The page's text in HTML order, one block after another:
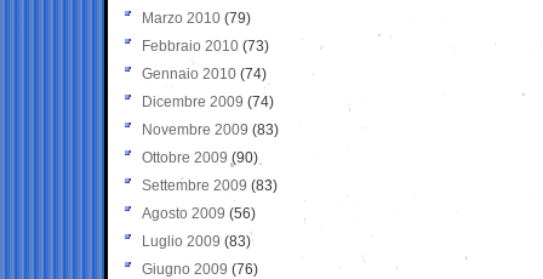
Marzo 2010 (79)
Febbraio 2010 (73)
Gennaio 2010 (74)
Dicembre 2009 (74)
Novembre 2009 (83)
Ottobre 2009 (90)
Settembre 2009 (83)
Agosto 2009 (56)
Luglio 2009 (83)
Giugno 2009 (76)